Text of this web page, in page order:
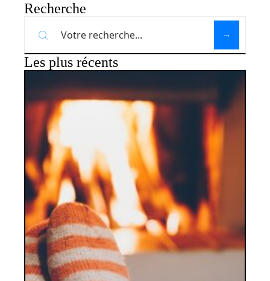
Recherche
Les plus récents